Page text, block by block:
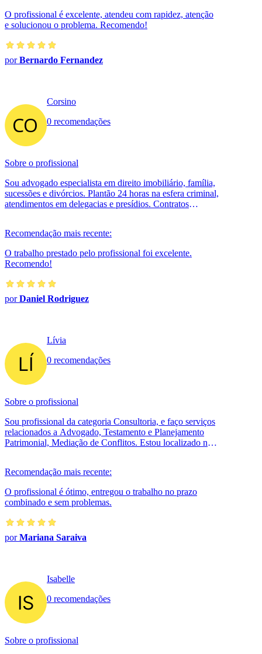
O profissional é excelente, atendeu com rapidez, atenção
e solucionou o problema. Recomendo!
porBernardo Fernandez
Corsino
0 recomendações
Sobre o profissional
Sou advogado especialista em direito imobiliário, família,
sucessões e divórcios. Plantão 24 horas na esfera criminal,
atendimentos em delegacias e presídios. Contratos
Recomendação mais recente:
O trabalho prestado pelo profissional foi excelente.
Recomendo!
porDaniel Rodriguez
Lívia
0 recomendações
Sobre o profissional
Sou profissional da categoria Consultoria, e faço serviços
relacionados a Advogado, Testamento e Planejamento
Patrimonial, Mediação de Conflitos. Estou localizado no
Recomendação mais recente:
O profissional é ótimo, entregou o trabalho no prazo
combinado e sem problemas.
porMariana Saraiva
Isabelle
0 recomendações
Sobre o profissional